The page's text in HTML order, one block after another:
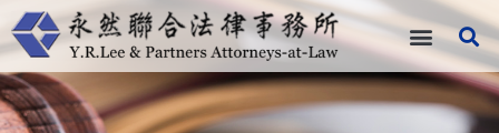
跳
至
主
要